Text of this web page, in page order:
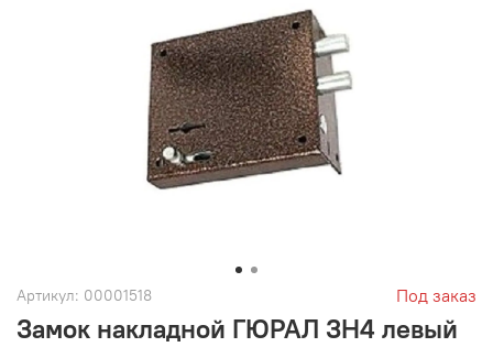
Артикул: 00001518 Под заказ
Замок накладной ГЮРАЛ ЗН4 левый